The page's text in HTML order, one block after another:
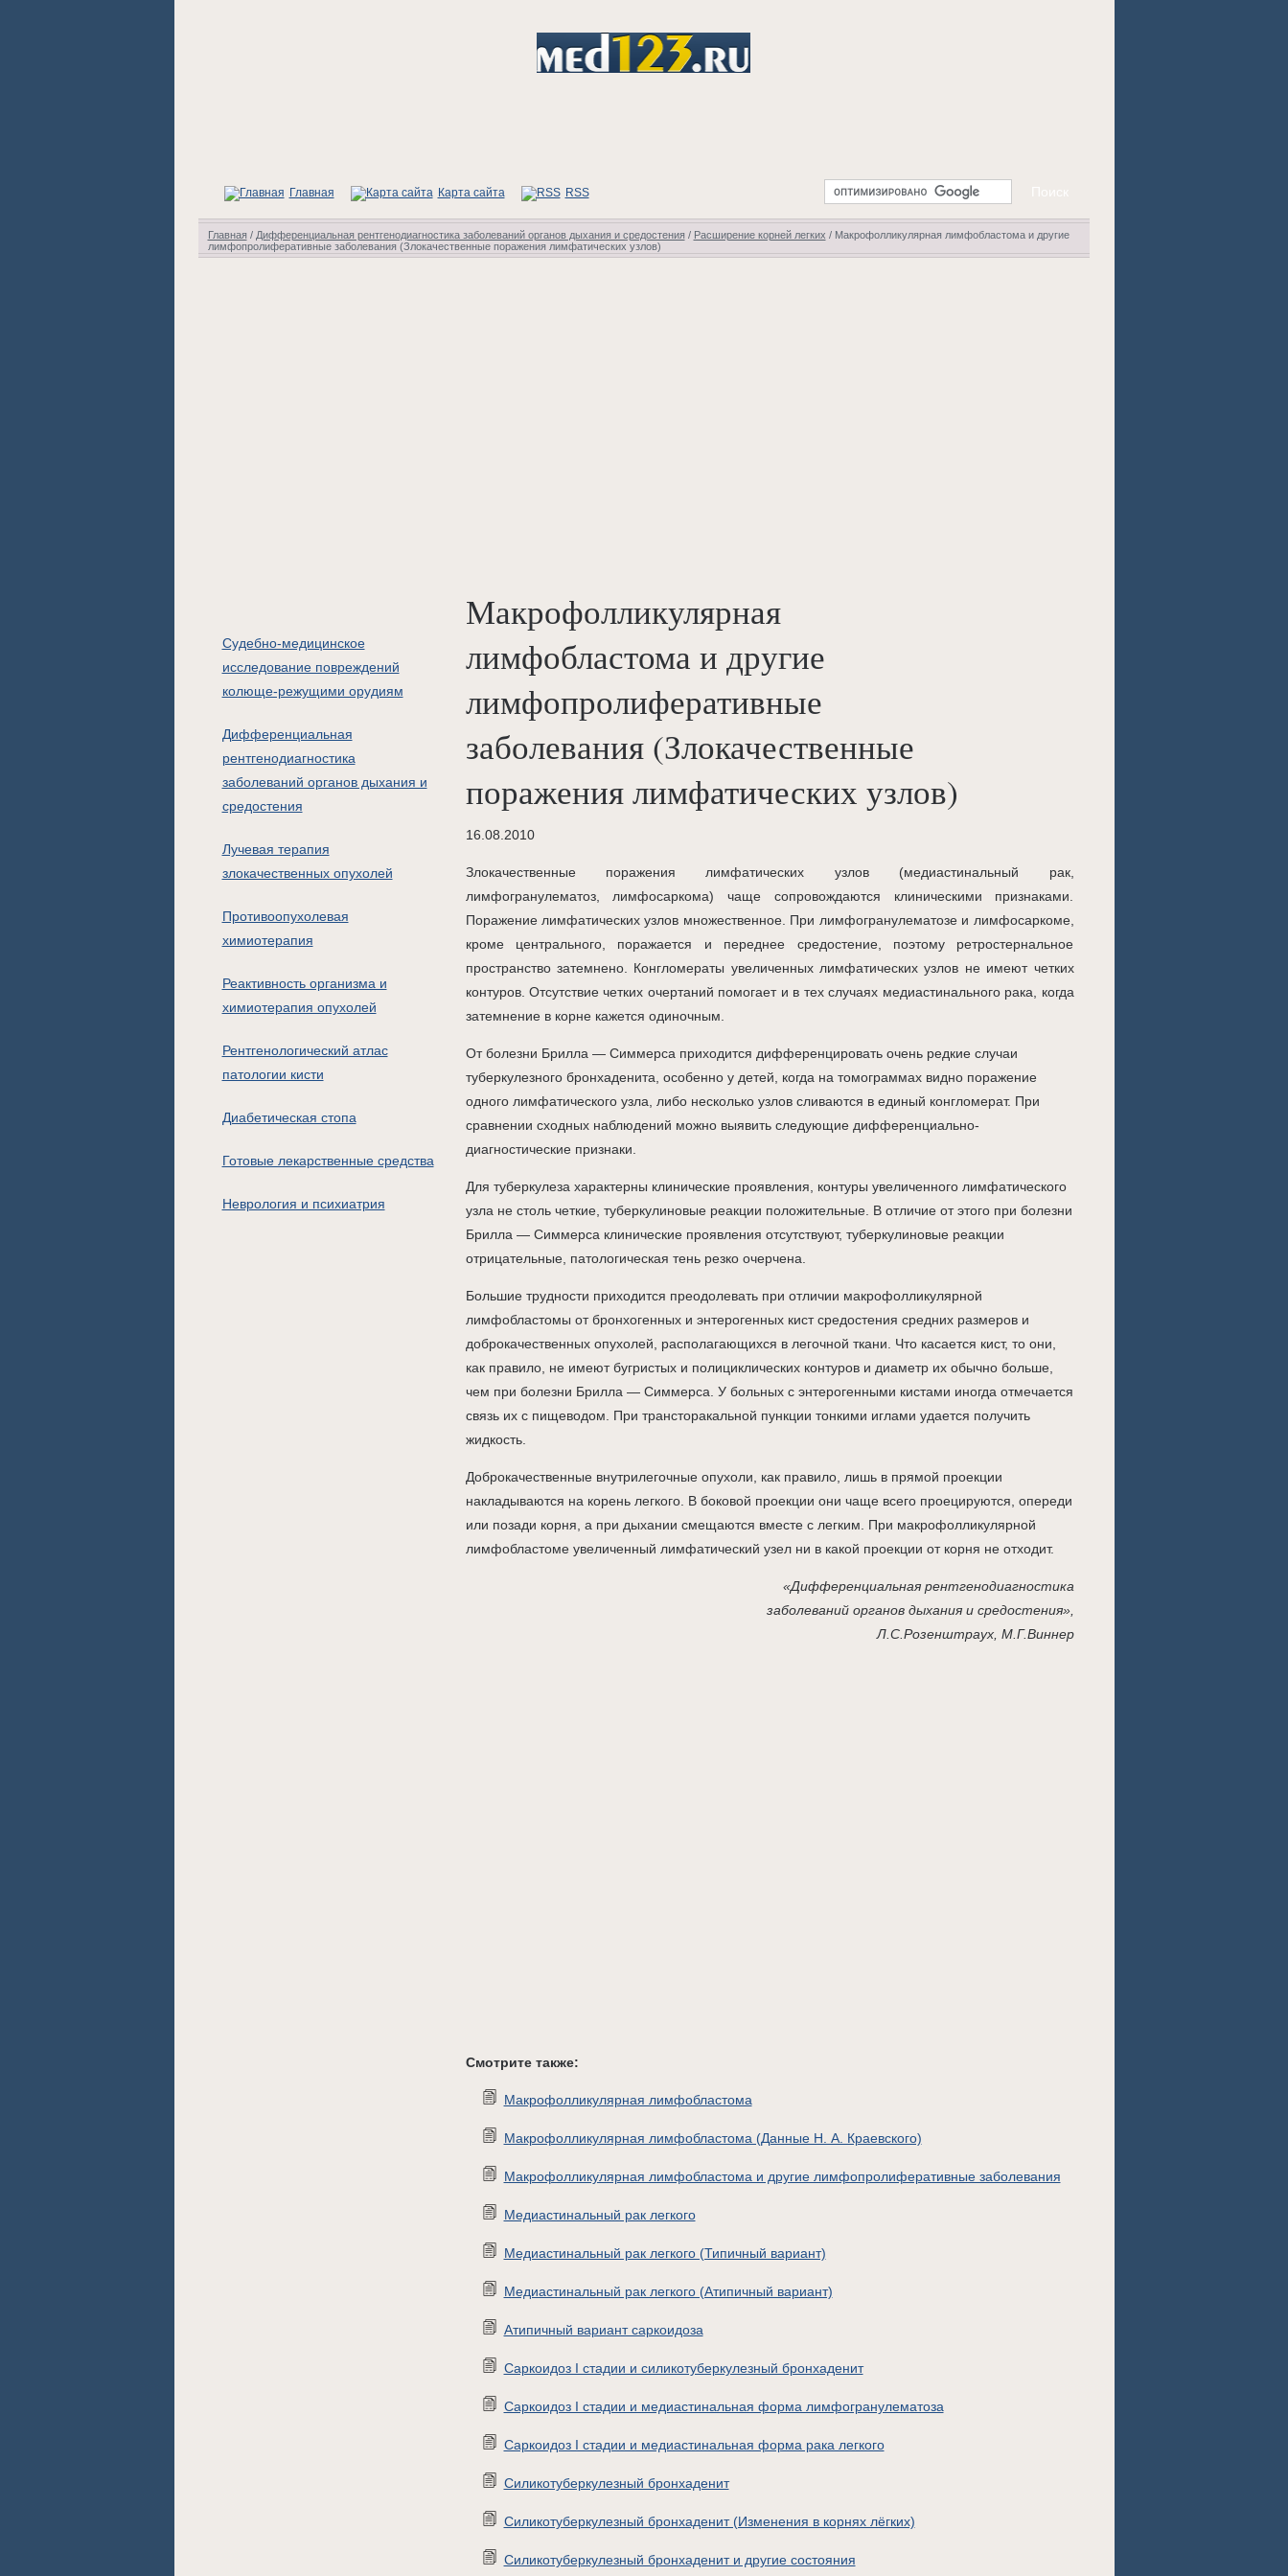
Главная Карта сайта RSS
Главная/ Дифференциальная рентгенодиагностика заболеваний органов дыхания и средостения/ Расширение корней легких / Макрофолликулярная лимфобластома и другие
лимфопролиферативные заболевания (Злокачественные поражения лимфатических узлов)
Судебно-медицинское
исследование повреждений
колюще-режущими орудиям
Дифференциальная
рентгенодиагностика
заболеваний органов дыхания и
средостения
Лучевая терапия
злокачественных опухолей
Противоопухолевая
химиотерапия
Реактивность организма и
химиотерапия опухолей
Рентгенологический атлас
патологии кисти
Диабетическая стопа
Готовые лекарственные средства
Неврология и психиатрия
Макрофолликулярная
лимфобластома и другие
лимфопролиферативные
заболевания (Злокачественные
поражения лимфатических узлов)
16.08.2010
Злокачественные поражения лимфатических узлов (медиастинальный рак,
лимфогранулематоз, лимфосаркома) чаще сопровождаются клиническими признаками.
Поражение лимфатических узлов множественное. При лимфогранулематозе и лимфосаркоме,
кроме центрального, поражается и переднее средостение, поэтому ретростернальное
пространство затемнено. Конгломераты увеличенных лимфатических узлов не имеют четких
контуров. Отсутствие четких очертаний помогает и в тех случаях медиастинального рака, когда
затемнение в корне кажется одиночным.
От болезни Брилла — Симмерса приходится дифференцировать очень редкие случаи
туберкулезного бронхаденита, особенно у детей, когда на томограммах видно поражение
одного лимфатического узла, либо несколько узлов сливаются в единый конгломерат. При
сравнении сходных наблюдений можно выявить следующие дифференциально-
диагностические признаки.
Для туберкулеза характерны клинические проявления, контуры увеличенного лимфатического
узла не столь четкие, туберкулиновые реакции положительные. В отличие от этого при болезни
Брилла — Симмерса клинические проявления отсутствуют, туберкулиновые реакции
отрицательные, патологическая тень резко очерчена.
Большие трудности приходится преодолевать при отличии макрофолликулярной
лимфобластомы от бронхогенных и энтерогенных кист средостения средних размеров и
доброкачественных опухолей, располагающихся в легочной ткани. Что касается кист, то они,
как правило, не имеют бугристых и полициклических контуров и диаметр их обычно больше,
чем при болезни Брилла — Симмерса. У больных с энтерогенными кистами иногда отмечается
связь их с пищеводом. При трансторакальной пункции тонкими иглами удается получить
жидкость.
Доброкачественные внутрилегочные опухоли, как правило, лишь в прямой проекции
накладываются на корень легкого. В боковой проекции они чаще всего проецируются, опереди
или позади корня, а при дыхании смещаются вместе с легким. При макрофолликулярной
лимфобластоме увеличенный лимфатический узел ни в какой проекции от корня не отходит.
«Дифференциальная рентгенодиагностика
заболеваний органов дыхания и средостения»,
Л.С.Розенштраух, М.Г.Виннер
Смотрите также:
Макрофолликулярная лимфобластома
Макрофолликулярная лимфобластома (Данные Н. А. Краевского)
Макрофолликулярная лимфобластома и другие лимфопролиферативные заболевания
Медиастинальный рак легкого
Медиастинальный рак легкого (Типичный вариант)
Медиастинальный рак легкого (Атипичный вариант)
Атипичный вариант саркоидоза
Саркоидоз I стадии и силикотуберкулезный бронхаденит
Саркоидоз I стадии и медиастинальная форма лимфогранулематоза
Саркоидоз I стадии и медиастинальная форма рака легкого
Силикотуберкулезный бронхаденит
Силикотуберкулезный бронхаденит (Изменения в корнях лёгких)
Силикотуберкулезный бронхаденит и другие состояния